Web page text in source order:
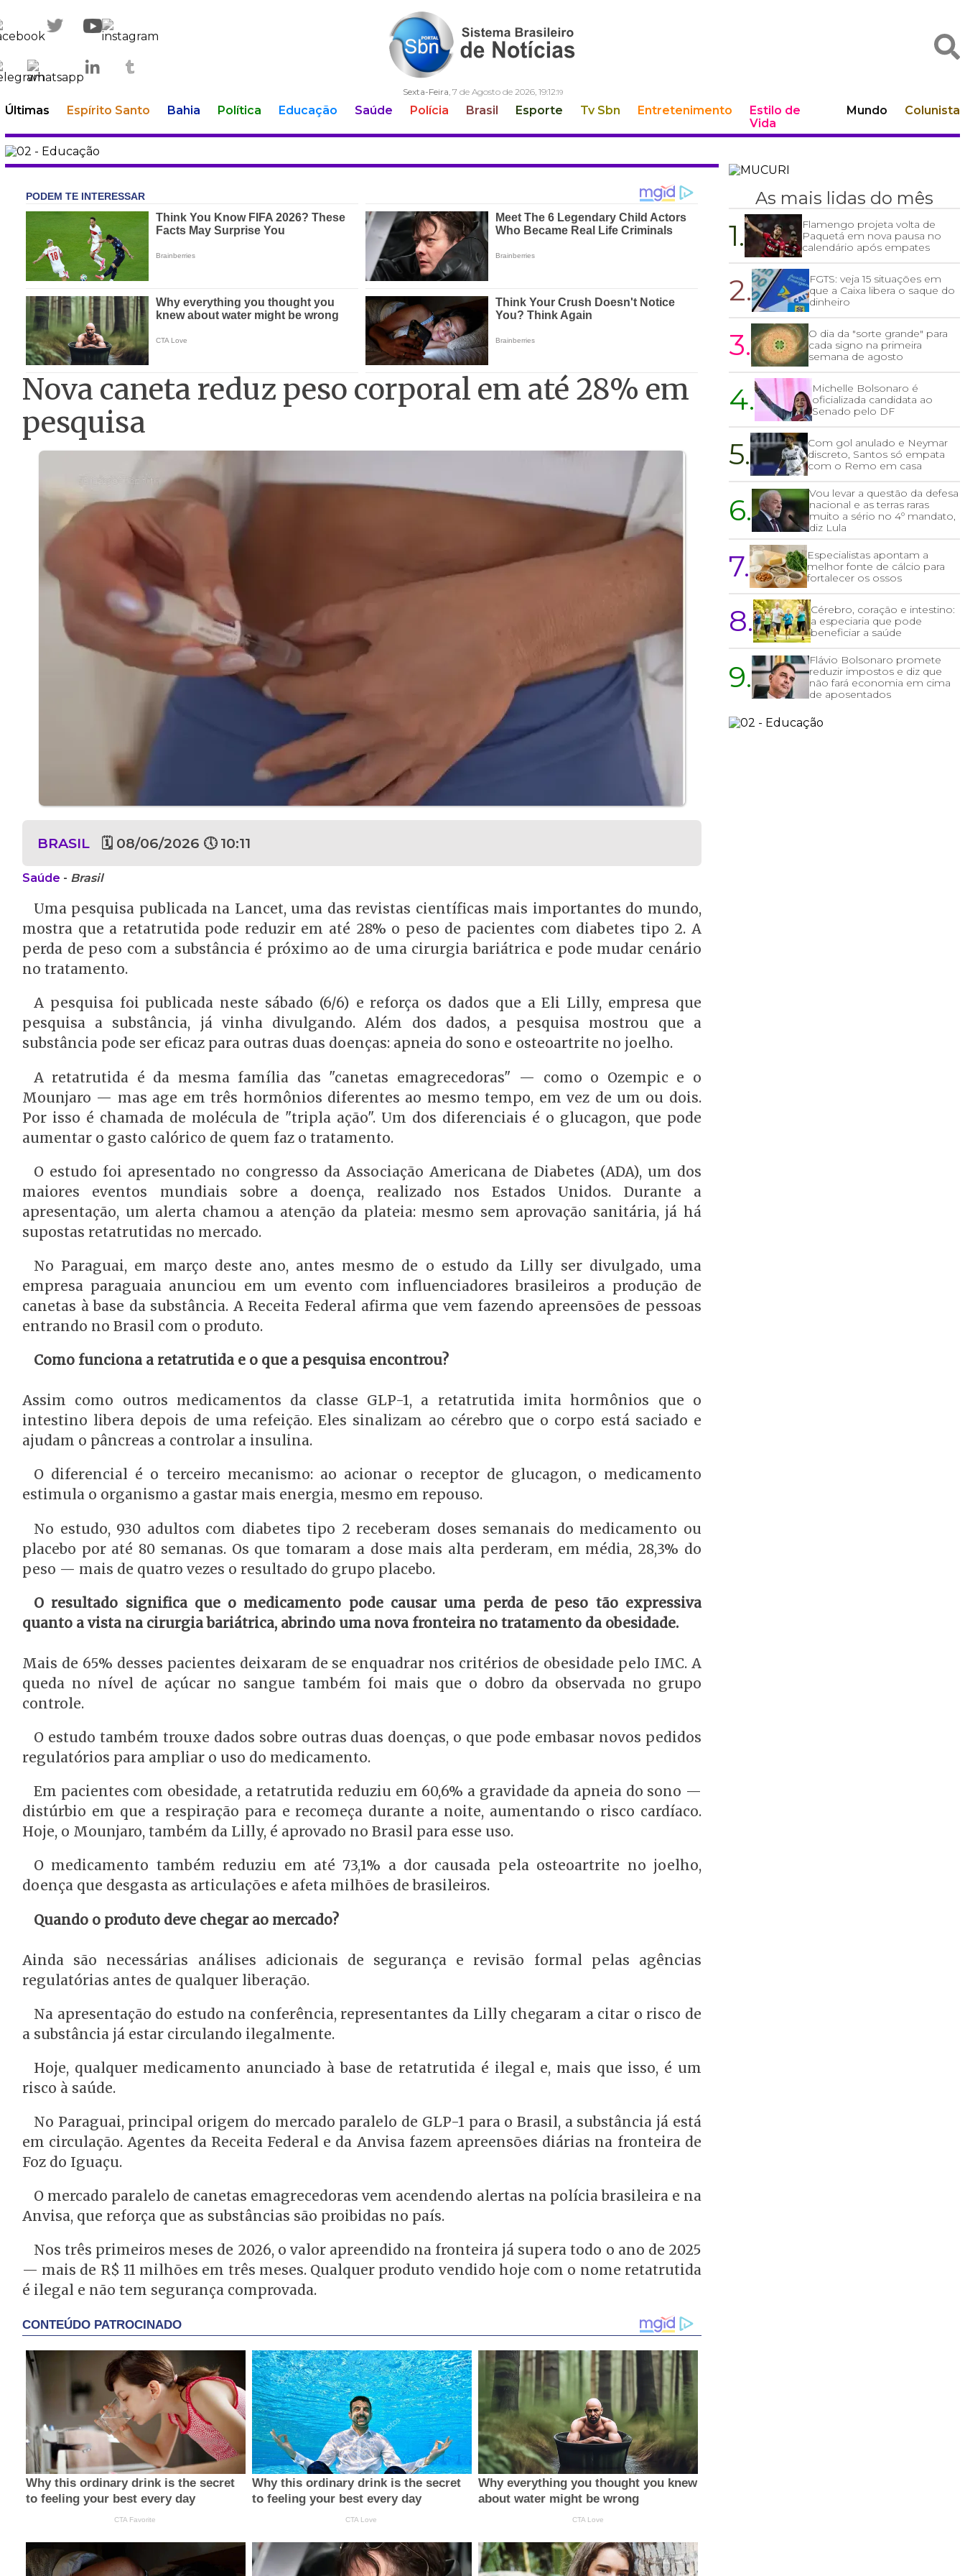
Sexta-Feira, 7 de Agosto de 2026, 19:12:20
Últimas Espírito Santo Bahia Política Educação Saúde Polícia Brasil Esporte Tv Sbn Entretenimento
Estilo de
Vida
Mundo Colunista
Nova caneta reduz peso corporal em até 28% em
pesquisa
BRASIL 🗓 08/06/2026 🕔 10:11
Saúde - Brasil
Uma pesquisa publicada na Lancet, uma das revistas científicas mais importantes do mundo,
mostra que a retatrutida pode reduzir em até 28% o peso de pacientes com diabetes tipo 2. A
perda de peso com a substância é próximo ao de uma cirurgia bariátrica e pode mudar cenário
no tratamento.
A pesquisa foi publicada neste sábado (6/6) e reforça os dados que a Eli Lilly, empresa que
pesquisa a substância, já vinha divulgando. Além dos dados, a pesquisa mostrou que a
substância pode ser eficaz para outras duas doenças: apneia do sono e osteoartrite no joelho.
A retatrutida é da mesma família das "canetas emagrecedoras" — como o Ozempic e o
Mounjaro — mas age em três hormônios diferentes ao mesmo tempo, em vez de um ou dois.
Por isso é chamada de molécula de "tripla ação". Um dos diferenciais é o glucagon, que pode
aumentar o gasto calórico de quem faz o tratamento.
O estudo foi apresentado no congresso da Associação Americana de Diabetes (ADA), um dos
maiores eventos mundiais sobre a doença, realizado nos Estados Unidos. Durante a
apresentação, um alerta chamou a atenção da plateia: mesmo sem aprovação sanitária, já há
supostas retatrutidas no mercado.
No Paraguai, em março deste ano, antes mesmo de o estudo da Lilly ser divulgado, uma
empresa paraguaia anunciou em um evento com influenciadores brasileiros a produção de
canetas à base da substância. A Receita Federal afirma que vem fazendo apreensões de pessoas
entrando no Brasil com o produto.
Como funciona a retatrutida e o que a pesquisa encontrou?
Assim como outros medicamentos da classe GLP-1, a retatrutida imita hormônios que o
intestino libera depois de uma refeição. Eles sinalizam ao cérebro que o corpo está saciado e
ajudam o pâncreas a controlar a insulina.
O diferencial é o terceiro mecanismo: ao acionar o receptor de glucagon, o medicamento
estimula o organismo a gastar mais energia, mesmo em repouso.
No estudo, 930 adultos com diabetes tipo 2 receberam doses semanais do medicamento ou
placebo por até 80 semanas. Os que tomaram a dose mais alta perderam, em média, 28,3% do
peso — mais de quatro vezes o resultado do grupo placebo.
O resultado significa que o medicamento pode causar uma perda de peso tão expressiva
quanto a vista na cirurgia bariátrica, abrindo uma nova fronteira no tratamento da obesidade.
Mais de 65% desses pacientes deixaram de se enquadrar nos critérios de obesidade pelo IMC. A
queda no nível de açúcar no sangue também foi mais que o dobro da observada no grupo
controle.
O estudo também trouxe dados sobre outras duas doenças, o que pode embasar novos pedidos
regulatórios para ampliar o uso do medicamento.
Em pacientes com obesidade, a retatrutida reduziu em 60,6% a gravidade da apneia do sono —
distúrbio em que a respiração para e recomeça durante a noite, aumentando o risco cardíaco.
Hoje, o Mounjaro, também da Lilly, é aprovado no Brasil para esse uso.
O medicamento também reduziu em até 73,1% a dor causada pela osteoartrite no joelho,
doença que desgasta as articulações e afeta milhões de brasileiros.
Quando o produto deve chegar ao mercado?
Ainda são necessárias análises adicionais de segurança e revisão formal pelas agências
regulatórias antes de qualquer liberação.
Na apresentação do estudo na conferência, representantes da Lilly chegaram a citar o risco de
a substância já estar circulando ilegalmente.
Hoje, qualquer medicamento anunciado à base de retatrutida é ilegal e, mais que isso, é um
risco à saúde.
No Paraguai, principal origem do mercado paralelo de GLP-1 para o Brasil, a substância já está
em circulação. Agentes da Receita Federal e da Anvisa fazem apreensões diárias na fronteira de
Foz do Iguaçu.
O mercado paralelo de canetas emagrecedoras vem acendendo alertas na polícia brasileira e na
Anvisa, que reforça que as substâncias são proibidas no país.
Nos três primeiros meses de 2026, o valor apreendido na fronteira já supera todo o ano de 2025
— mais de R$ 11 milhões em três meses. Qualquer produto vendido hoje com o nome retatrutida
é ilegal e não tem segurança comprovada.
As mais lidas do mês
1.
Flamengo projeta volta de
Paquetá em nova pausa no
calendário após empates
2.
FGTS: veja 15 situações em
que a Caixa libera o saque do
dinheiro
3.
O dia da "sorte grande" para
cada signo na primeira
semana de agosto
4.
Michelle Bolsonaro é
oficializada candidata ao
Senado pelo DF
5.
Com gol anulado e Neymar
discreto, Santos só empata
com o Remo em casa
6.
Vou levar a questão da defesa
nacional e as terras raras
muito a sério no 4º mandato,
diz Lula
7.
Especialistas apontam a
melhor fonte de cálcio para
fortalecer os ossos
8.
Cérebro, coração e intestino:
a especiaria que pode
beneficiar a saúde
9.
Flávio Bolsonaro promete
reduzir impostos e diz que
não fará economia em cima
de aposentados